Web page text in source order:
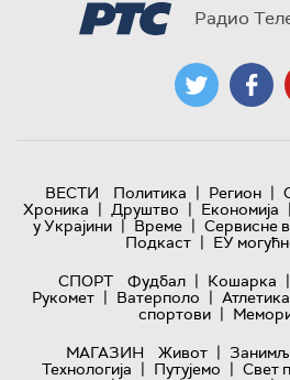
Радио
ВЕСТИ Политика | Регион |
Хроника | Друштво | Економија |
у Украјини | Време | Сервисне
Подкаст | ЕУ
СПОРТ
Фудбал | Кошарка |
Рукомет | Ватерполо | Атлетика
спортови |
МАГАЗИН
Живот |
Технологијa | Путујемо | Свет